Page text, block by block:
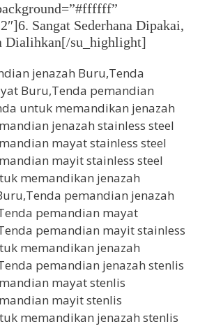
Sangat Sederhana Dipakai,
Dialihkan[/su_highlight]